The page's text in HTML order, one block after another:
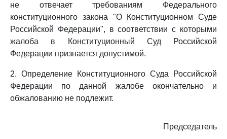
не отвечает требованиям Федерального
конституционного закона "О Конституционном Суде
Российской Федерации", в соответствии с которыми
жалоба в Конституционный Суд Российской
Федерации признается допустимой.
2. Определение Конституционного Суда Российской
Федерации по данной жалобе окончательно и
обжалованию не подлежит.
Председатель